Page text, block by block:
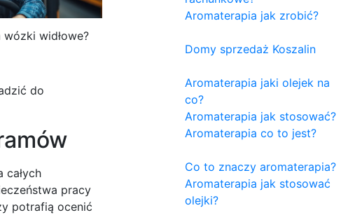
widłowe?
do
całych
pracy
potrafią ocenić
Aromaterapia jak zrobić?
Domy sprzedaż Koszalin
Aromaterapia jaki olejek na
co?
Aromaterapia jak stosować?
Aromaterapia co to jest?
Co to znaczy aromaterapia?
Aromaterapia jak stosować
olejki?